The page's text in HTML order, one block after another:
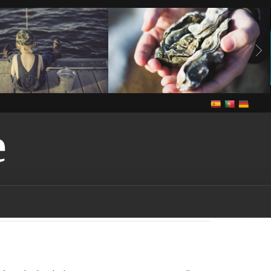
Vivre anguilles
grande congère
grande congère-
vendee bass
brème brème-
brochet-vendee
vendee
écrevisses
gardon
marais marais-
france
la vendee
dans les rivières-
on pêcher dans le
Notre cuisine Vivre
In The Vendee